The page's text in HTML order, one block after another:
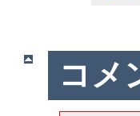
コメ